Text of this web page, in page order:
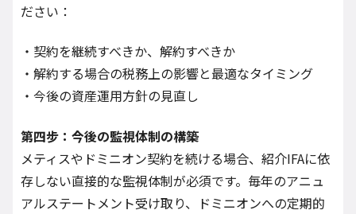
ださい：
・契約を継続すべきか、解約すべきか
・解約する場合の税務上の影響と最適なタイミング
・今後の資産運用方針の見直し
第四步：今後の監視体制の構築
メティスやドミニオン契約を続ける場合、紹介IFAに依
存しない直接的な監視体制が必須です。毎年のアニュ
アルステートメント受け取り、ドミニオンへの定期的